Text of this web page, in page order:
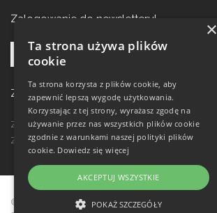
Zalogowanie do newsletteru!
Zegarki w ofercie
Zegarki Festina•Zegarki Kronaby•Zegarki Jaguar
Zegarki Lotus•Zegarki Calypso
© Copyright Janeba Time Sp. z o.o. 2017-
×
Ta strona używa plików
cookie
Ta strona korzysta z plików cookie, aby
zapewnić lepszą wygodę użytkowania.
Korzystając z tej strony, wyrażasz zgodę na
używanie przez nas wszystkich plików cookie
zgodnie z warunkami naszej polityki plików
cookie. Dowiedz się więcej
AKCEPTUJ WSZYSTKIE
POKAŻ SZCZEGÓŁY